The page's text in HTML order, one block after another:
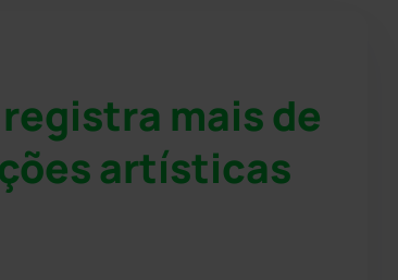
mais de
artísticas